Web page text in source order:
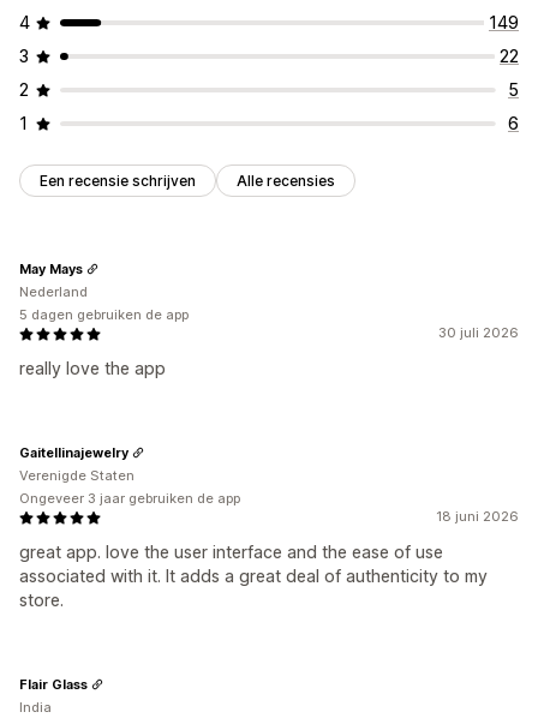
4
149
3
22
2
5
1
6
Een recensie schrijven Alle recensies
30 juli 2026
really love the app
May Mays
Nederland
5 dagen gebruiken de app
18 juni 2026
great app. love the user interface and the ease of use
associated with it. It adds a great deal of authenticity to my
store.
Gaitellinajewelry
Verenigde Staten
Ongeveer 3 jaar gebruiken de app
Flair Glass
India